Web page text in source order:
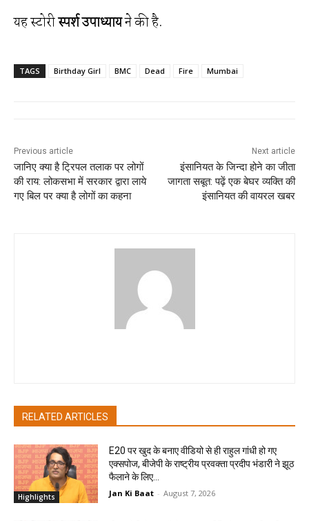
यह स्टोरीस्पर्श उपाध्यायने की है.
TAGS Birthday Girl BMC Dead Fire Mumbai
Previous article
जानिए क्या है ट्रिपल तलाक पर लोगों
की राय: लोकसभा में सरकार द्वारा लाये
गए बिल पर क्या है लोगों का कहना
Next article
इंसानियत के जिन्दा होने का जीता
जागता सबूत: पढ़ें एक बेघर व्यक्ति की
इंसानियत की वायरल खबर
RELATED ARTICLES
Highlights
E20 पर खुद के बनाए वीडियो से ही राहुल गांधी हो गए
एक्सपोज, बीजेपी के राष्ट्रीय प्रवक्ता प्रदीप भंडारी ने झूठ
फैलाने के लिए...
Jan Ki Baat - August 7, 2026